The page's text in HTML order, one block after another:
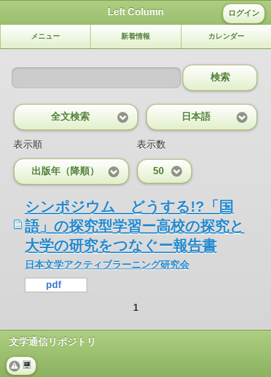
Left Column ログイン
メニュー 新着情報 カレンダー
検索
全文検索 日本語
表示順 表示数
出版年（降順） 50
シンポジウム どうする!?「国
語」の探究型学習ー高校の探究と
大学の研究をつなぐー報告書
日本文学アクティブラーニング研究会
pdf
1
文学通信リポジトリ